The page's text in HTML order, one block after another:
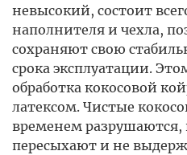
невысокий, состоит
наполнителя и чехла,
сохраняют свою
срока эксплуатации.
обработка кокосовой
латексом. Чистые
временем разрушаются,
пересыхают и не